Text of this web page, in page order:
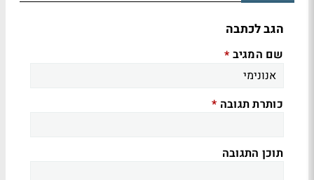
הגב לכתבה
שם המגיב *
כותרת תגובה *
תוכן התגובה